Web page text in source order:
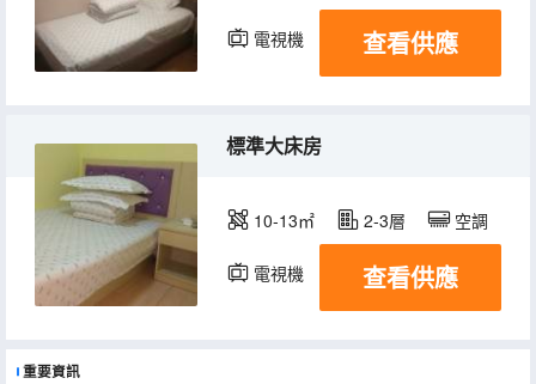
電視機 查看供應
標準大床房
10-13㎡ 2-3層 空調
電視機 查看供應
重要資訊